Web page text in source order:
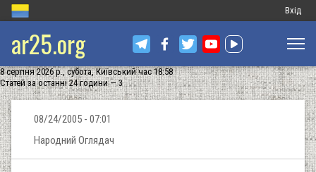
Меню
запису
Вхід
ar25.org
8 серпня 2026 р., субота, Київський час 18:58
Статей за останні 24 години — 3
08/24/2005 - 07:01
Народний Оглядач